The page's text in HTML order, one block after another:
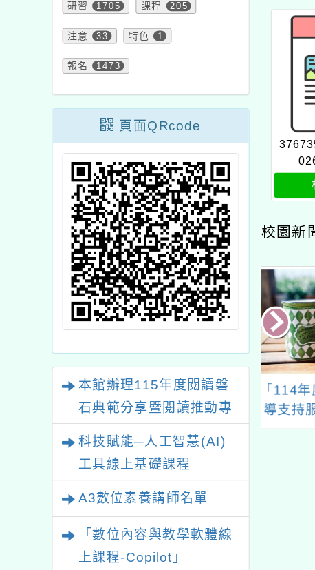
研習 1705 課程 205
注意 33 特色 1
報名 1473
頁面QRcode
本館辦理115年度閱讀磐
石典範分享暨閱讀推動專
業研習
科技賦能─人工智慧(AI)
工具線上基礎課程
A3數位素養講師名單
「數位內容與教學軟體線
上課程-Copilot」
校園新
國語日報社辦
一個心願 從
「114年度教師諮商輔
導支持服務」9-12月
體工作坊
國立臺
教育中
數學學